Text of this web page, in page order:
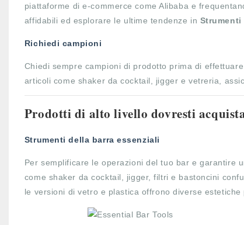
piattaforme di e-commerce come Alibaba e
affidabili ed esplorare le ultime tendenze in
Richiedi campioni
Chiedi sempre campioni di prodotto prima di
articoli come shaker da cocktail, jigger e vetreria,
Prodotti di alto livello dovresti
Strumenti della barra essenziali
Per semplificare le operazioni del tuo bar e garantire
come shaker da cocktail, jigger, filtri e bastoncini
le versioni di vetro e plastica offrono diverse estetiche